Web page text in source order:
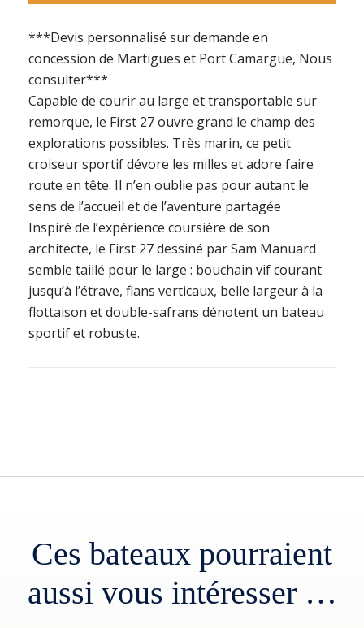
***Devis personnalisé sur demande en
concession de Martigues et Port Camargue, Nous
consulter***
Capable de courir au large et transportable sur
remorque, le First 27 ouvre grand le champ des
explorations possibles. Très marin, ce petit
croiseur sportif dévore les milles et adore faire
route en tête. Il n’en oublie pas pour autant le
sens de l’accueil et de l’aventure partagée
Inspiré de l’expérience coursière de son
architecte, le First 27 dessiné par Sam Manuard
semble taillé pour le large : bouchain vif courant
jusqu’à l’étrave, flans verticaux, belle largeur à la
flottaison et double-safrans dénotent un bateau
sportif et robuste.
Ces bateaux pourraient
aussi vous intéresser …